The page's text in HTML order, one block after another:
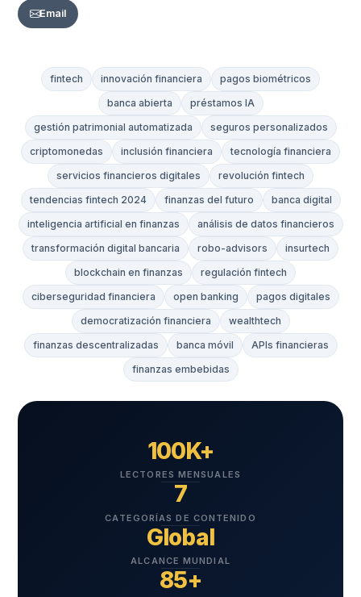
Email
fintech innovación financiera
pagos biométricos
banca abierta
préstamos IA
gestión patrimonial automatizada
seguros personalizados
criptomonedas
inclusión financiera
tecnología financiera
servicios financieros digitales
revolución fintech
tendencias fintech 2024
finanzas del futuro
banca digital
inteligencia artificial en finanzas
análisis de datos financieros
transformación digital bancaria
robo-advisors
insurtech
blockchain en finanzas
regulación fintech
ciberseguridad financiera
open banking
pagos digitales
democratización financiera
wealthtech
finanzas descentralizadas
banca móvil
APIs financieras
finanzas embebidas
100K+
LECTORES MENSUALES
7
CATEGORÍAS DE CONTENIDO
Global
ALCANCE MUNDIAL
85+